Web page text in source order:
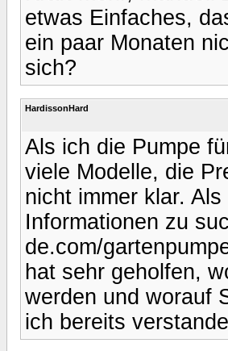
etwas Einfaches,
ein paar Monaten
sich?
HardissonHard
Als ich die Pumpe
viele Modelle, die
nicht immer klar.
Informationen zu
de.com/
hat sehr geholfen,
werden und worauf
ich bereits